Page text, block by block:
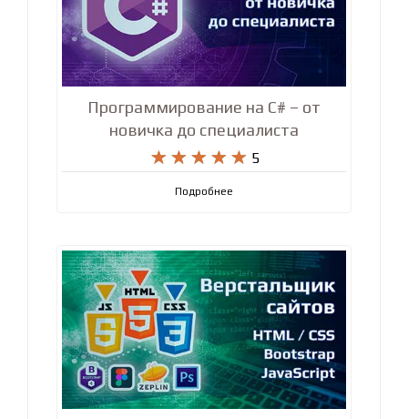
Программирование на C# – от
новичка до специалиста
    
     5
Подробнее